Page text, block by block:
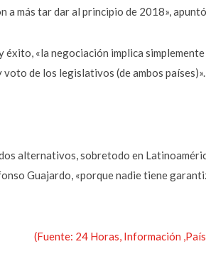
a más tar dar al principio de 2018»,
«la negociación implica
de los legislativos (de ambos países)».
alternativos, sobretodo en
Guajardo, «porque nadie tiene
(Fuente: 24 Horas, Información